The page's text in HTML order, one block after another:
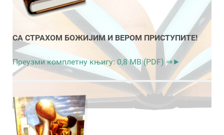
СА СТРАХОМ БОЖИЈИМ И ВЕРОМ ПРИСТУПИТЕ!
Преузми комплетну књигу: 0,8 MB (PDF) ⇒►